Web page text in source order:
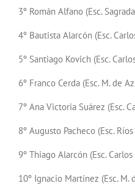
3º Román Alfano (Esc.
4º Bautista Alarcón (Esc.
5º Santiago Kovich (Esc.
6º Franco Cerda (Esc. M. de
7º Ana Victoria Suárez (Esc.
8º Augusto Pacheco (Esc.
9º Thiago Alarcón (Esc.
10º Ignacio Martínez (Esc. M.